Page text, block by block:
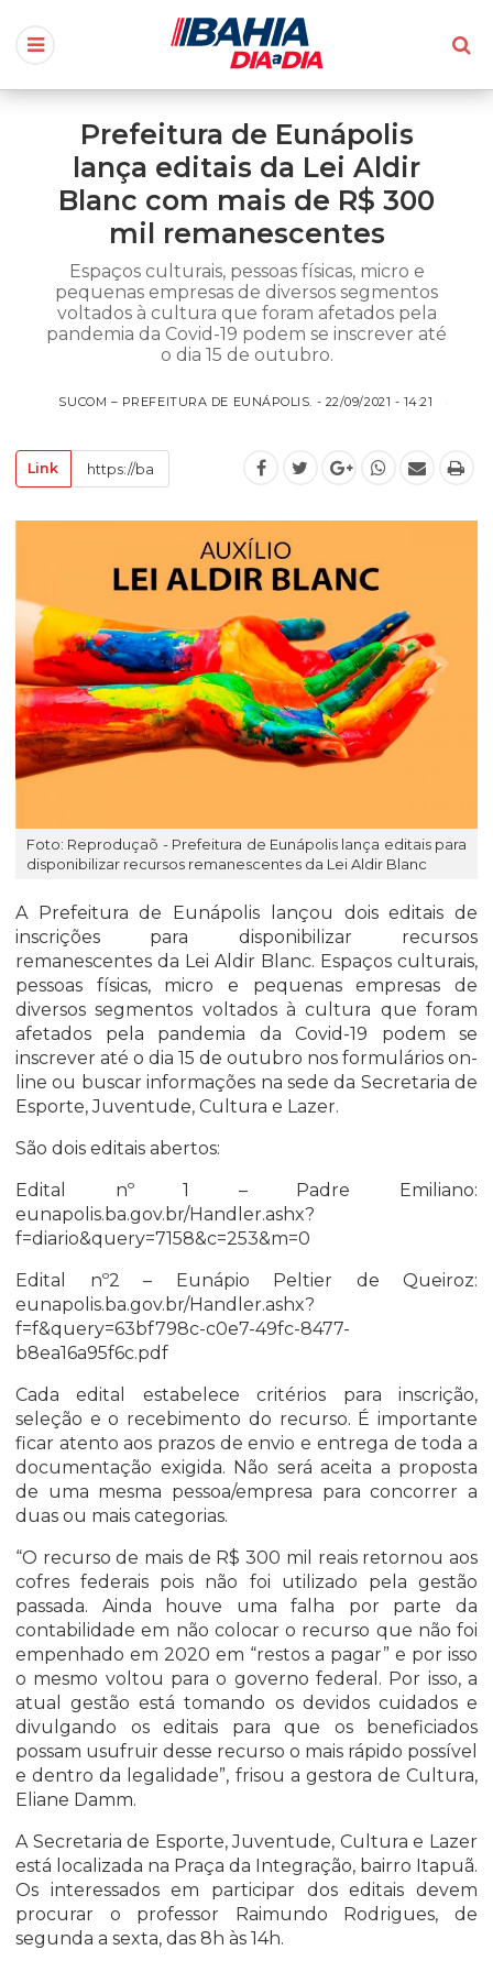
Prefeitura de Eunápolis
lança editais da Lei Aldir
Blanc com mais de R$ 300
mil remanescentes
Espaços culturais, pessoas físicas, micro e
pequenas empresas de diversos segmentos
voltados à cultura que foram afetados pela
pandemia da Covid-19 podem se inscrever até
o dia 15 de outubro.
SUCOM – PREFEITURA DE EUNÁPOLIS. - 22/09/2021 - 14:21
Link
Foto: Reproduçaõ - Prefeitura de Eunápolis lança editais para
disponibilizar recursos remanescentes da Lei Aldir Blanc
A Prefeitura de Eunápolis lançou dois editais de
inscrições para disponibilizar recursos
remanescentes da Lei Aldir Blanc. Espaços culturais,
pessoas físicas, micro e pequenas empresas de
diversos segmentos voltados à cultura que foram
afetados pela pandemia da Covid-19 podem se
inscrever até o dia 15 de outubro nos formulários on-
line ou buscar informações na sede da Secretaria de
Esporte, Juventude, Cultura e Lazer.
São dois editais abertos:
Edital nº 1 – Padre Emiliano:
eunapolis.ba.gov.br/Handler.ashx?
f=diario&query=7158&c=253&m=0
Edital nº2 – Eunápio Peltier de Queiroz:
eunapolis.ba.gov.br/Handler.ashx?
f=f&query=63bf798c-c0e7-49fc-8477-
b8ea16a95f6c.pdf
Cada edital estabelece critérios para inscrição,
seleção e o recebimento do recurso. É importante
ficar atento aos prazos de envio e entrega de toda a
documentação exigida. Não será aceita a proposta
de uma mesma pessoa/empresa para concorrer a
duas ou mais categorias.
“O recurso de mais de R$ 300 mil reais retornou aos
cofres federais pois não foi utilizado pela gestão
passada. Ainda houve uma falha por parte da
contabilidade em não colocar o recurso que não foi
empenhado em 2020 em “restos a pagar” e por isso
o mesmo voltou para o governo federal. Por isso, a
atual gestão está tomando os devidos cuidados e
divulgando os editais para que os beneficiados
possam usufruir desse recurso o mais rápido possível
e dentro da legalidade”, frisou a gestora de Cultura,
Eliane Damm.
A Secretaria de Esporte, Juventude, Cultura e Lazer
está localizada na Praça da Integração, bairro Itapuã.
Os interessados em participar dos editais devem
procurar o professor Raimundo Rodrigues, de
segunda a sexta, das 8h às 14h.